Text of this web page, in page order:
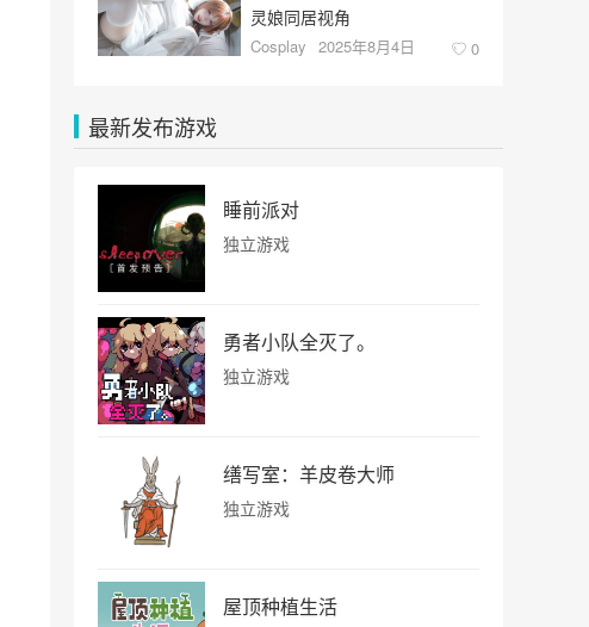
灵娘同居视角
Cosplay 2025年8月4日 0
最新发布游戏
睡前派对
独立游戏
勇者小队全灭了。
独立游戏
缮写室：羊皮卷大师
独立游戏
屋顶种植生活